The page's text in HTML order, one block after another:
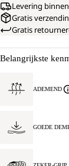
Levering
Gratis
Gratis
Belangrijkste
ADEMEND
GOEDE